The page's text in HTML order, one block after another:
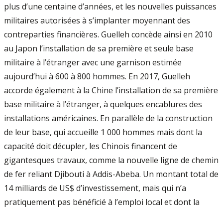
plus d’une centaine d’années, et les nouvelles puissances
militaires autorisées à s’implanter moyennant des
contreparties financières. Guelleh concède ainsi en 2010
au Japon l’installation de sa première et seule base
militaire à l’étranger avec une garnison estimée
aujourd’hui à 600 à 800 hommes. En 2017, Guelleh
accorde également à la Chine l’installation de sa première
base militaire à l’étranger, à quelques encablures des
installations américaines. En parallèle de la construction
de leur base, qui accueille 1 000 hommes mais dont la
capacité doit décupler, les Chinois financent de
gigantesques travaux, comme la nouvelle ligne de chemin
de fer reliant Djibouti à Addis-Abeba. Un montant total de
14 milliards de US$ d’investissement, mais qui n’a
pratiquement pas bénéficié à l’emploi local et dont la